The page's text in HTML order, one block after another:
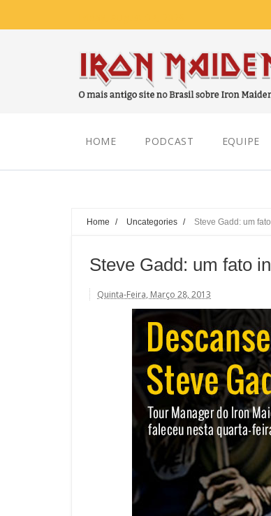
HOME PODCAST EQUIPE
Home / Uncategories / Steve Gadd: um
Steve Gadd: um fato
Quinta-Feira, Março 28, 2013